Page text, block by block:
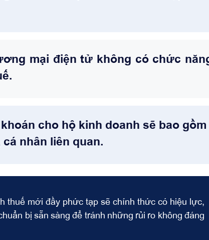
mại điện tử không có chức
cho hộ kinh doanh sẽ bao gồm
nhân liên quan.
thuế mới đầy phức tạp sẽ chính thức có hiệu lực,
bị sẵn sàng để tránh những rủi ro không đáng